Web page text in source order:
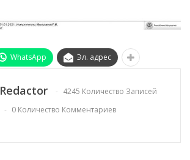
WhatsApp Эл. адрес
Redactor
4245 Количество Записей
0 Количество Комментариев